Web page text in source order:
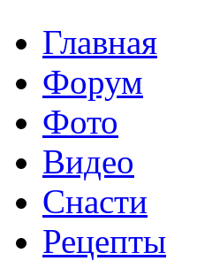
Главная
Форум
Фото
Видео
Снасти
Рецепты